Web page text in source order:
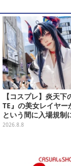
【コスプレ】炎天下
TE』の美女レイヤー
という間に入場規制
ェメェ村の大冒険」
2026.8.8